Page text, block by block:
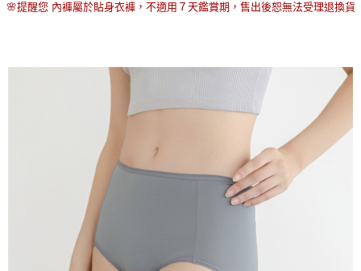
🌸提醒您 內褲屬於貼身衣褲，不適用７天鑑賞期，售出後恕無法受理退換貨